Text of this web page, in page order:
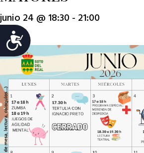
Accesibilidad
junio 24 @ 18:30 - 21:00
Jue25